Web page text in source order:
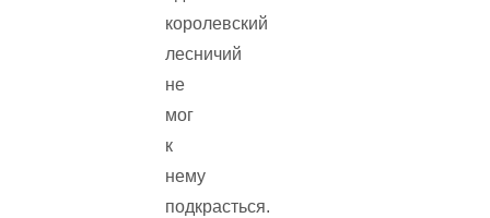
королевский
лесничий
не
мог
к
нему
подкрасться.